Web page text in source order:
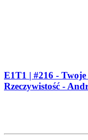
E1T1 | #216 -
Rzeczywistość -